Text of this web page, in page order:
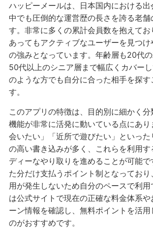
ハッピーメールは、日本国内における
中でも圧倒的な運営歴の長さを誇る老
す。非常に多くの累計会員数を抱えて
あってもアクティブなユーザーを見つ
の強みとなっています。年齢層も20代
50代以上のシニア層まで幅広くカバー
のような方でも自分に合った相手を探す
す。
このアプリの特徴は、目的別に細かく分
機能が非常に活発に動いている点にあり
会いたい」「近所で遊びたい」といっ
の高い書き込みが多く、これらを利用
ディーなやり取りを進めることが可能で
た分だけ支払うポイント制となってお
用が発生しないため自分のペースで利
は公式サイトで現在の正確な料金体系
ーン情報を確認し、無料ポイントを活用
のがおすすめです。